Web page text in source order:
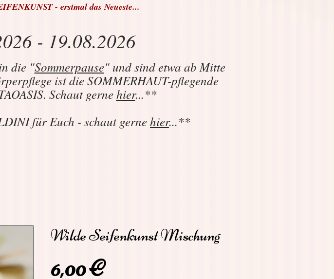
- erstmal das Neueste...
- 19.08.2026
die "Sommerpause" und sind etwa ab Mitte
ist die SOMMERHAUT-pflegende
Schaut gernehier...**
für Euch - schaut gernehier...**
Wilde Seifenkunst Mischung
6,00 €Preis